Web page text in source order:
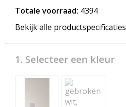
Sporttassen
Totale voorraad: 4394
Bekijk alle productspecificaties
1. Selecteer een kleur